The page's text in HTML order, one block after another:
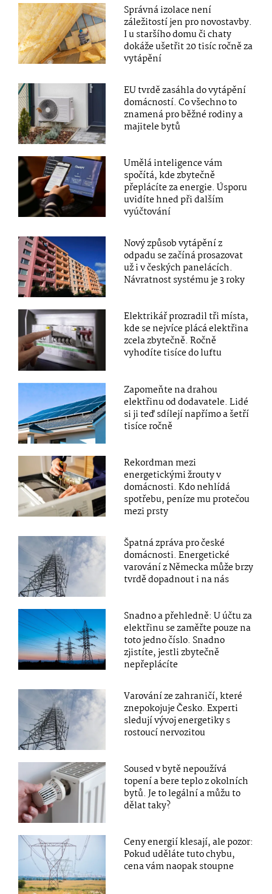
Správná izolace není
záležitostí jen pro novostavby.
I u staršího domu či chaty
dokáže ušetřit 20 tisíc ročně za
vytápění
EU tvrdě zasáhla do vytápění
domácností. Co všechno to
znamená pro běžné rodiny a
majitele bytů
Umělá inteligence vám
spočítá, kde zbytečně
přeplácíte za energie. Úsporu
uvidíte hned při dalším
vyúčtování
Nový způsob vytápění z
odpadu se začíná prosazovat
už i v českých panelácích.
Návratnost systému je 3 roky
Elektrikář prozradil tři místa,
kde se nejvíce plácá elektřina
zcela zbytečně. Ročně
vyhodíte tisíce do luftu
Zapomeňte na drahou
elektřinu od dodavatele. Lidé
si ji teď sdílejí napřímo a šetří
tisíce ročně
Rekordman mezi
energetickými žrouty v
domácnosti. Kdo nehlídá
spotřebu, peníze mu protečou
mezi prsty
Špatná zpráva pro české
domácnosti. Energetické
varování z Německa může brzy
tvrdě dopadnout i na nás
Snadno a přehledně: U účtu za
elektřinu se zaměřte pouze na
toto jedno číslo. Snadno
zjistíte, jestli zbytečně
nepřeplácíte
Varování ze zahraničí, které
znepokojuje Česko. Experti
sledují vývoj energetiky s
rostoucí nervozitou
Soused v bytě nepoužívá
topení a bere teplo z okolních
bytů. Je to legální a můžu to
dělat taky?
Ceny energií klesají, ale pozor:
Pokud uděláte tuto chybu,
cena vám naopak stoupne